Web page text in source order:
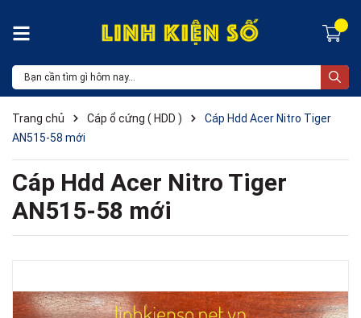
Trang chủ Cáp ổ cứng ( HDD )
Cáp Hdd Acer Nitro Tiger
AN515-58 mới
Cáp Hdd Acer Nitro Tiger
AN515-58 mới